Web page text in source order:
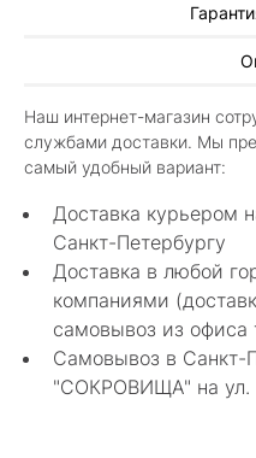
Наш интернет-магазин
службами доставки. Мы
самый удобный вариант:
Доставка курьером
Санкт-Петербургу
Доставка в любой
компаниями
самовывоз из офиса
Самовывоз в Санкт-
"СОКРОВИЩА" на ул.
Алла
Классные изделия,
в других магазинах.
грамотные
с выбором.
Показать полностью
Нелли Г.
4 мая 2025
Каждый раз бывая
12 в Санкт-